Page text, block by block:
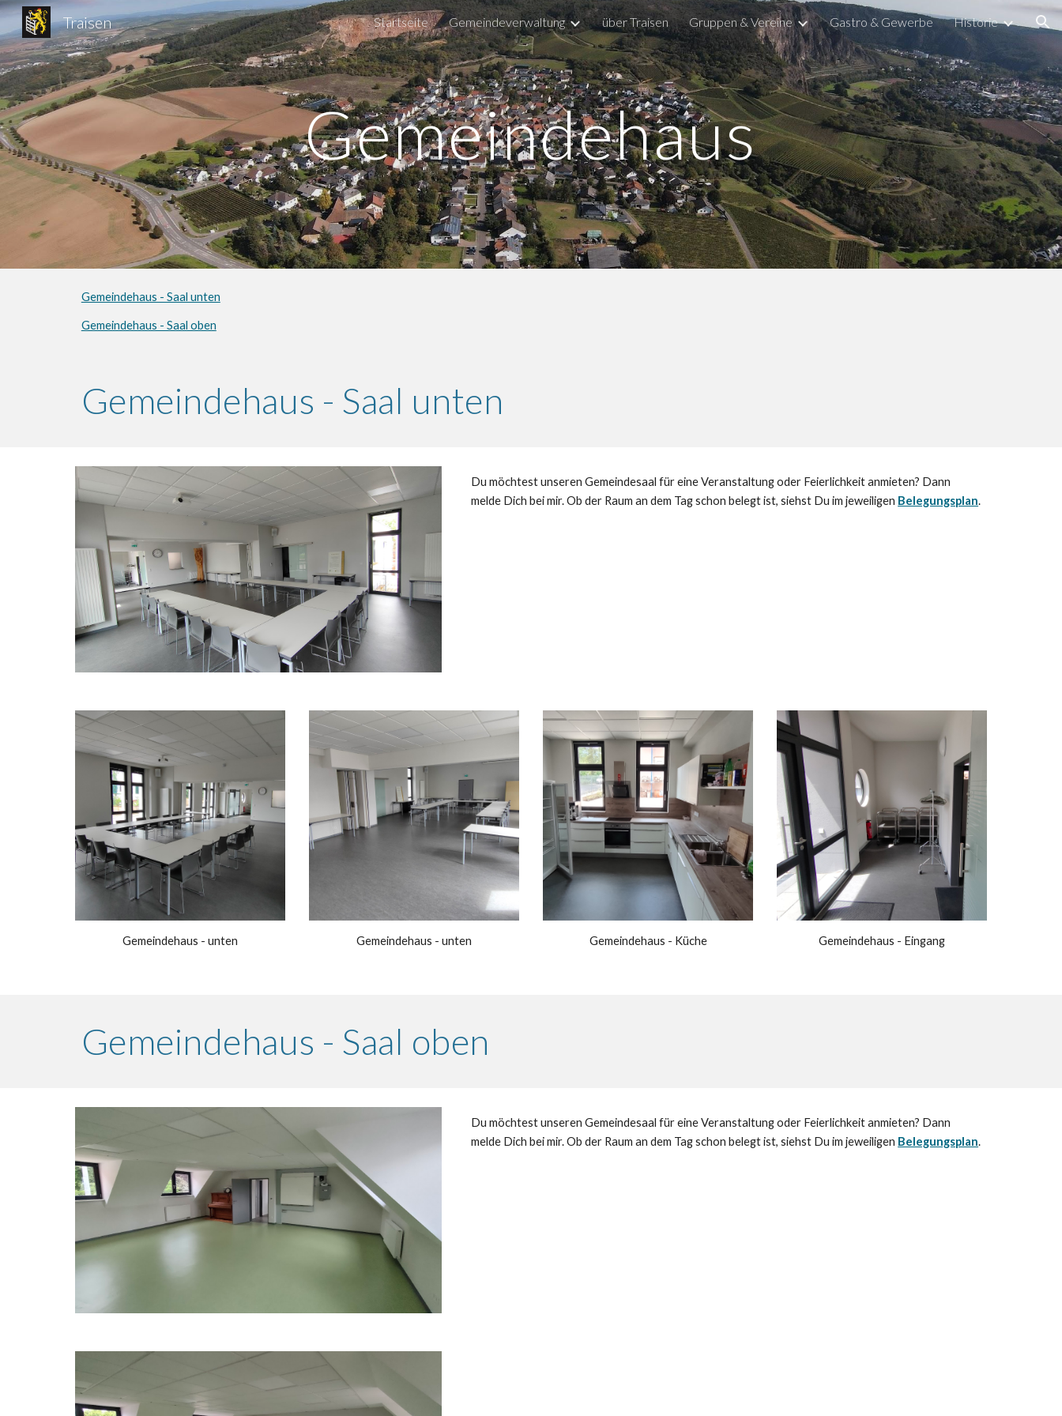
Skip to main content Skip to navigation
Traisen Startseite Gemeindeverwaltung über Traisen Gruppen & Vereine Gastro & Gewerbe Historie
Gemeindehaus
Gemeindehaus - Saal unten
Gemeindehaus - Saal oben
Gemeindehaus - Saal unten
Du möchtest unseren Gemeindesaal für eine Veranstaltung oder Feierlichkeit anmieten? Dann
melde Dich bei mir. Ob der Raum an dem Tag schon belegt ist, siehst Du im jeweiligen Belegungsplan.
Gemeindehaus - unten Gemeindehaus - unten Gemeindehaus - Küche Gemeindehaus - Eingang
Gemeindehaus - Saal oben
Du möchtest unseren Gemeindesaal für eine Veranstaltung oder Feierlichkeit anmieten? Dann
melde Dich bei mir. Ob der Raum an dem Tag schon belegt ist, siehst Du im jeweiligen Belegungsplan.